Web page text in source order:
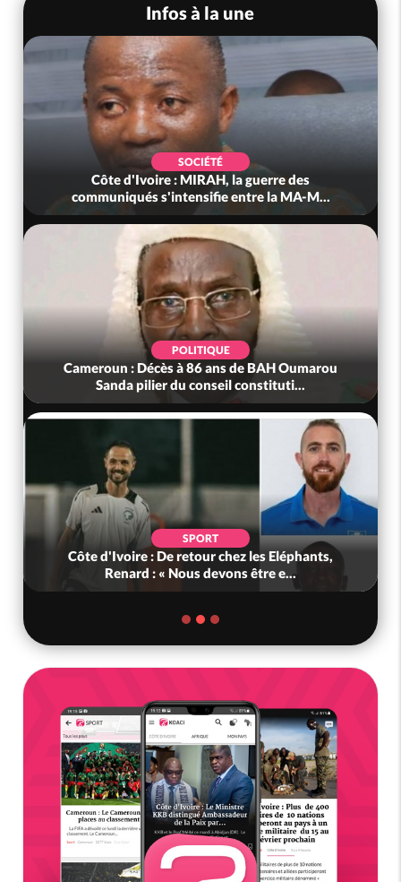
Infos à la une
SOCIÉTÉ
Côte d'Ivoire : MIRAH, la guerre des
communiqués s'intensifie entre la MA-M...
POLITIQUE
Cameroun : Décès à 86 ans de BAH Oumarou
Sanda pilier du conseil constituti...
SPORT
Côte d'Ivoire : De retour chez les Eléphants,
Renard : « Nous devons être e...